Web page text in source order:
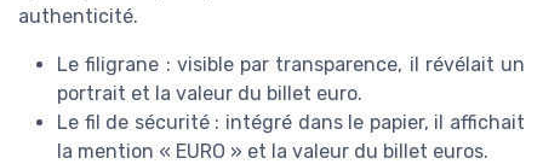
authenticité.
Le filigrane : visible par transparence, il révélait un
portrait et la valeur du billet euro.
Le fil de sécurité : intégré dans le papier, il affichait
la mention « EURO » et la valeur du billet euros.